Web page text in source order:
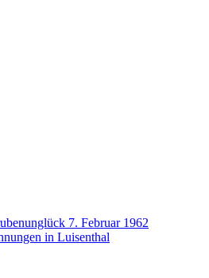
7. Februar 1962
in Luisenthal